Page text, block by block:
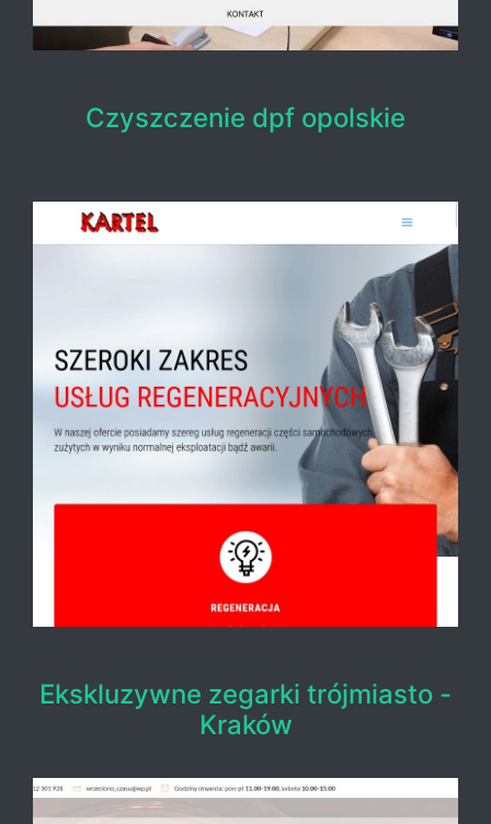
Czyszczenie dpf opolskie
Ekskluzywne zegarki trójmiasto -
Kraków